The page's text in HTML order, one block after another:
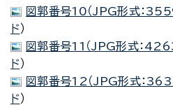
図郭番号10（JPG形式：
ド）
図郭番号11（JPG形式：
ド）
図郭番号12（JPG形式：
ド）